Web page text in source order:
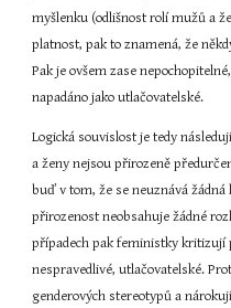
myšlenku (odlišnost rolí mužů a
platnost, pak to znamená, že
Pak je ovšem zase
napadáno jako utlačovatelské.
Logická souvislost je tedy
a ženy nejsou přirozeně
buď v tom, že se neuznává
přirozenost neobsahuje žádné
případech pak feministky kritizují
nespravedlivé, utlačovatelské.
genderových stereotypů a